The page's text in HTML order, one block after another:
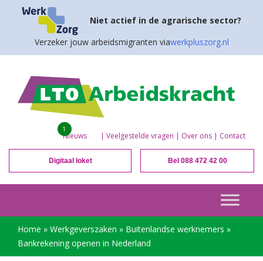
Niet actief in de agrarische sector?
Verzeker jouw arbeidsmigranten viawerkpluszorg.nl
Nieuws
1
| Veelgestelde vragen | Over ons | Contact
Digitaal loket Bel 088 472 42 00
Home » Werkgeverszaken » Buitenlandse werknemers »
Bankrekening openen in Nederland